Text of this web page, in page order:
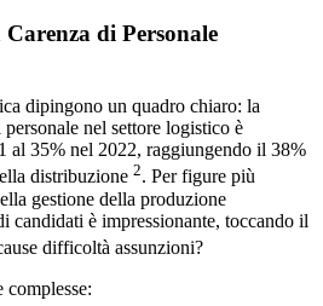
di Personale
dipingono un quadro chiaro: la
nel settore logistico è
al 35% nel 2022, raggiungendo il 38%
distribuzione 2. Per figure più
gestione della produzione
candidati è impressionante, toccando il
difficoltà assunzioni?